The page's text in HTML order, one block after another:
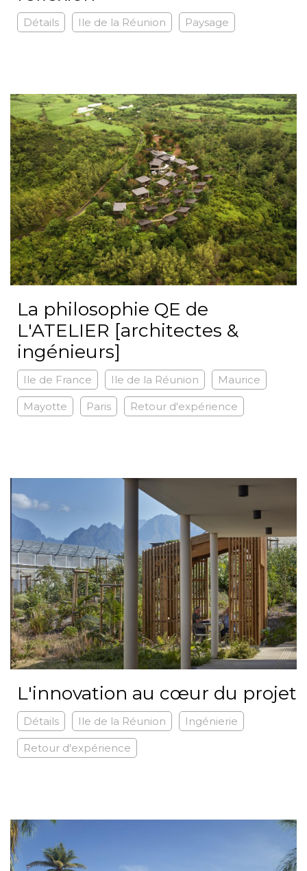
Détails Ile de la Réunion Paysage
La philosophie QE de
L'ATELIER [architectes &
ingénieurs]
Ile de France Ile de la Réunion Maurice
Mayotte Paris Retour d'expérience
L'innovation au cœur du projet
Détails Ile de la Réunion Ingénierie
Retour d'expérience